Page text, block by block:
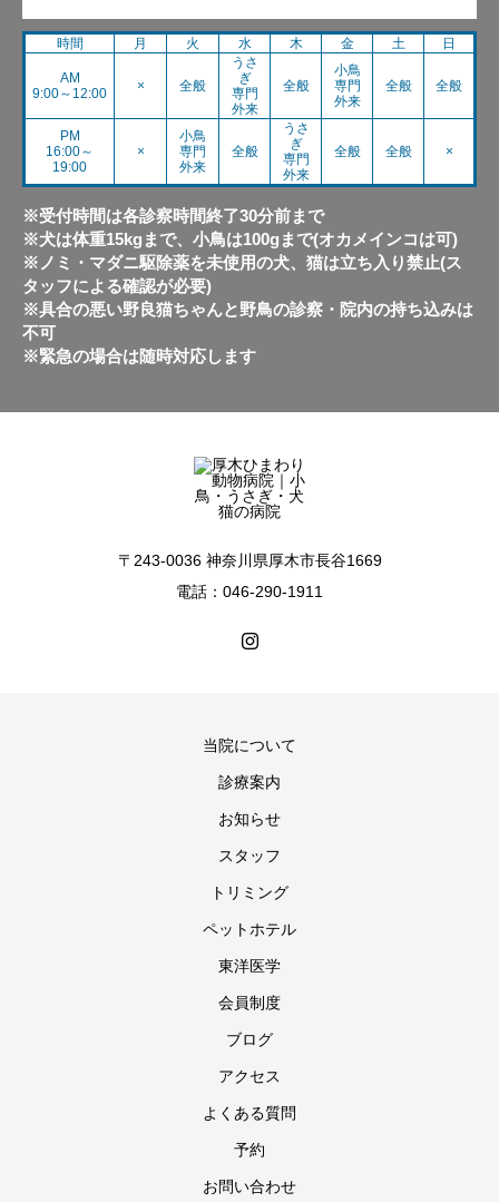
時間 月 火 水 木 金 土 日
AM
9:00～12:00
× 全般
うさ
ぎ
専門
外来
全般
小鳥
専門
外来
全般 全般
PM
16:00～
19:00
×
小鳥
専門
外来
全般
うさ
ぎ
専門
外来
全般 全般 ×
※受付時間は各診察時間終了30分前まで
※犬は体重15kgまで、小鳥は100gまで(オカメインコは可)
※ノミ・マダニ駆除薬を未使用の犬、猫は立ち入り禁止(ス
タッフによる確認が必要)
※具合の悪い野良猫ちゃんと野鳥の診察・院内の持ち込みは
不可
※緊急の場合は随時対応します
〒243-0036 神奈川県厚木市長谷1669
電話：046-290-1911
当院について
診療案内
お知らせ
スタッフ
トリミング
ペットホテル
東洋医学
会員制度
ブログ
アクセス
よくある質問
予約
お問い合わせ